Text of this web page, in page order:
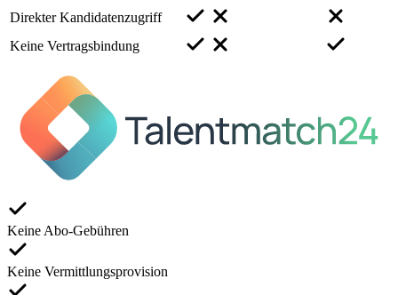
Direkter Kandidatenzugriff
Keine Vertragsbindung
Keine Abo-Gebühren
Keine Vermittlungsprovision